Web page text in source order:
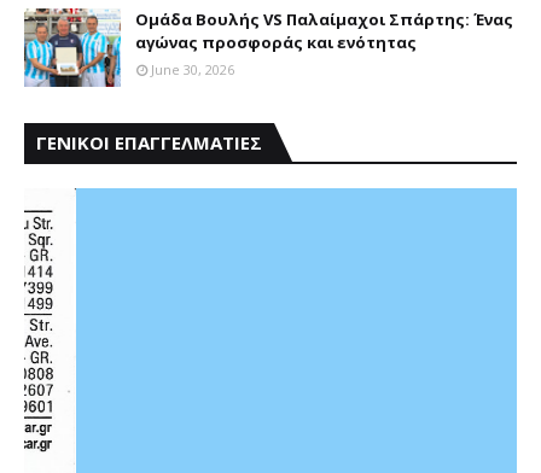
Ομάδα Βουλής VS Παλαίμαχοι Σπάρτης: Ένας
αγώνας προσφοράς και ενότητας
June 30, 2026
ΓΕΝΙΚΟΙ ΕΠΑΓΓΕΛΜΑΤΙΕΣ